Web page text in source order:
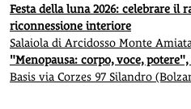
Festa della luna 2026: celebrare il
riconnessione interiore
Salaiola di Arcidosso Monte
"Menopausa: corpo, voce,
Basis via Corzes 97 Silandro